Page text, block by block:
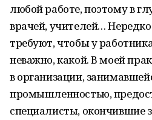
любой работе, поэтому в
врачей, учителей…
требуют, чтобы у
неважно, какой. В моей
в организации,
промышленностью,
специалисты, окончившие